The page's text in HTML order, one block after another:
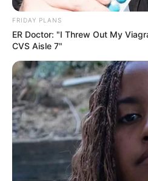
FRIDAY PLANS
ER Doctor: "I Threw Out My
CVS Aisle 7"